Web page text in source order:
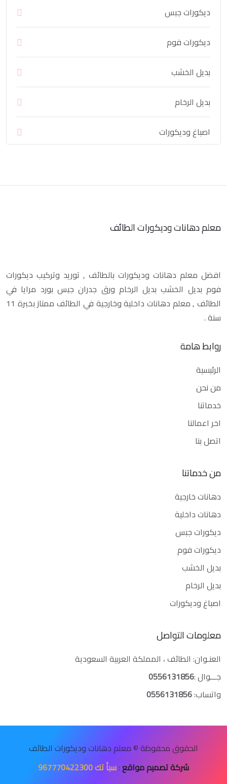
ديكورات جبس
ديكورات فوم
بديل الخشب
بديل الرخام
اصباغ وديكورات
معلم دهانات وديكورات الطائف
افضل معلم دهانات وديكورات بالطائف , توريد وتركيب ديكورات
فوم بديل الخشب بديل الرخام ورق جدران جبس بورد مرايا في
الطائف , معلم دهانات داخلية وخارجية في الطائف ممتاز بخبرة 11
سنة .
روابط هامة
الرئيسية
من نحن
خدماتنا
اخر اعمالنا
اتصل بنا
من خدماتنا
دهانات خارجية
دهانات داخلية
ديكورات جبس
ديكورات فوم
بديل الخشب
بديل الرخام
اصباغ وديكورات
معلومات التواصل
العنـوان: الطائف ، المملكة العربية السعودية
جـــوال :0556131856
واتساب:0556131856
الحقوق محفوظة © معلم دهانات وديكورات الطائف
شركة تصميم مواقع:سبأ تك 967770422300